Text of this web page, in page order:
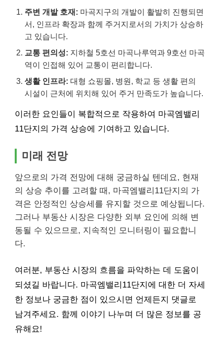
주변 개발 호재: 마곡지구의 개발이 활발히 진행되면
서, 인프라 확장과 함께 주거지로서의 가치가 상승하
고 있습니다.
교통 편의성: 지하철 5호선 마곡나루역과 9호선 마곡
역이 인접해 있어 교통이 편리합니다.
생활 인프라: 대형 쇼핑몰, 병원, 학교 등 생활 편의
시설이 근처에 위치해 있어 주거 만족도가 높습니다.
이러한 요인들이 복합적으로 작용하여 마곡엠밸리
11단지의 가격 상승에 기여하고 있습니다.
미래 전망
앞으로의 가격 전망에 대해 궁금하실 텐데요, 현재
의 상승 추이를 고려할 때, 마곡엠밸리11단지의 가
격은 안정적인 상승세를 유지할 것으로 예상됩니다.
그러나 부동산 시장은 다양한 외부 요인에 의해 변
동될 수 있으므로, 지속적인 모니터링이 필요합니
다.
여러분, 부동산 시장의 흐름을 파악하는 데 도움이
되셨길 바랍니다. 마곡엠밸리11단지에 대한 더 자세
한 정보나 궁금한 점이 있으시면 언제든지 댓글로
남겨주세요. 함께 이야기 나누며 더 많은 정보를 공
유해요!